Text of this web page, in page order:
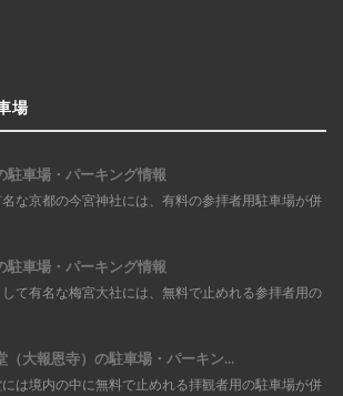
場
駐車場・パーキング情報
な京都の今宮神社には、有料の参拝者用駐車場が併
駐車場・パーキング情報
て有名な梅宮大社には、無料で止めれる参拝者用の
（大報恩寺）の駐車場・パーキン...
は境内の中に無料で止めれる拝観者用の駐車場が併